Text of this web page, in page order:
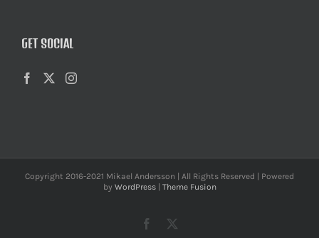
GET SOCIAL
Copyright 2016-2021 Mikael Andersson | All Rights Reserved | Powered
by WordPress| Theme Fusion
Facebook